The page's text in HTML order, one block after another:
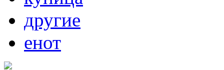
другие
енот